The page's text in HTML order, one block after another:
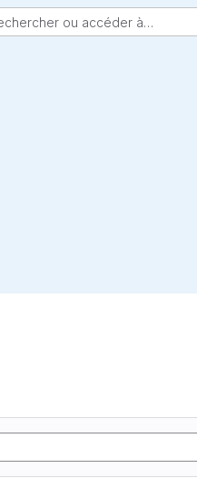
ou accéder à…